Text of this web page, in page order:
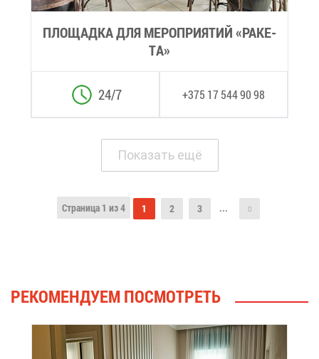
ПЛО­ЩАД­КА ДЛЯ МЕ­РО­ПРИ­Я­ТИЙ «РА­КЕ­
ТА»
+375 17 544 90 98
24/7
По­ка­зать ещё
Стра­ни­ца 1 из 4 1 2 3 ...
РЕ­КО­МЕН­ДУ­ЕМ ПО­СМОТ­РЕТЬ